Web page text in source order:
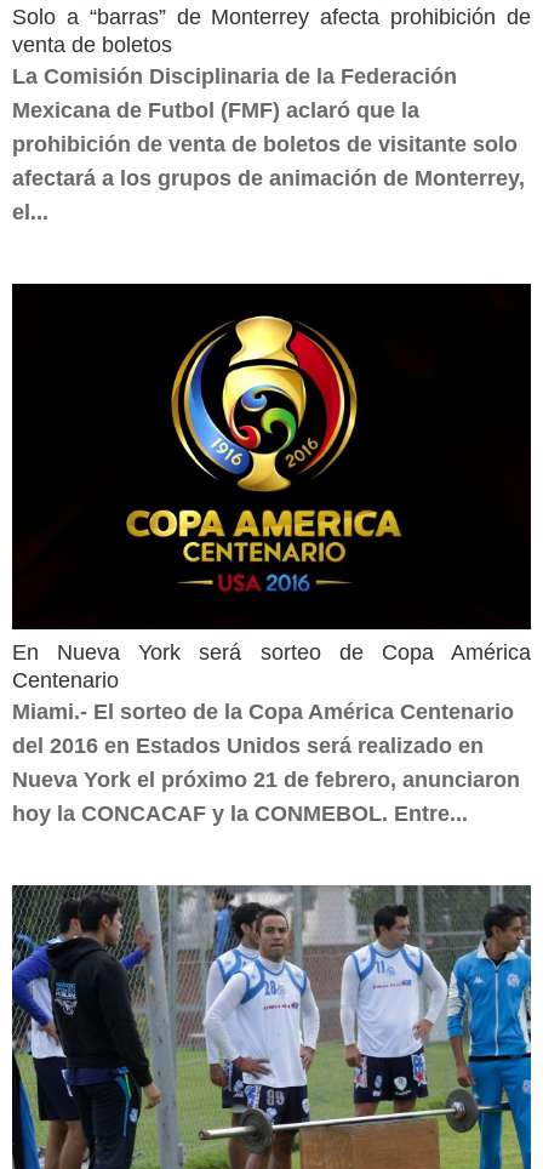
Solo a “barras” de Monterrey afecta prohibición de
venta de boletos
La Comisión Disciplinaria de la Federación
Mexicana de Futbol (FMF) aclaró que la
prohibición de venta de boletos de visitante solo
afectará a los grupos de animación de Monterrey,
el...
En Nueva York será sorteo de Copa América
Centenario
Miami.- El sorteo de la Copa América Centenario
del 2016 en Estados Unidos será realizado en
Nueva York el próximo 21 de febrero, anunciaron
hoy la CONCACAF y la CONMEBOL. Entre...